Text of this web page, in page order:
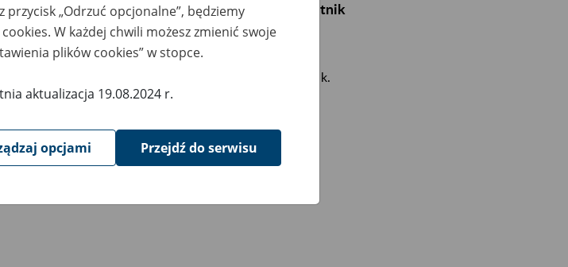
18:00 – 23:30 mogą wystąpić w programie Płatnik
elektronicznej z ZUS.
nowej metryki dla wersji 10.02.002 programu Płatnik.
przycisk „Odrzuć opcjonalne”, będziemy
W każdej chwili możesz zmienić swoje
plików cookies” w stopce.
aktualizacja 19.08.2024 r.
opcjami Przejdź do serwisu